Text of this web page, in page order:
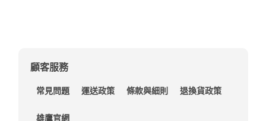
顧客服務
常見問題 運送政策 條款與細則 退換貨政策
雄鷹官網